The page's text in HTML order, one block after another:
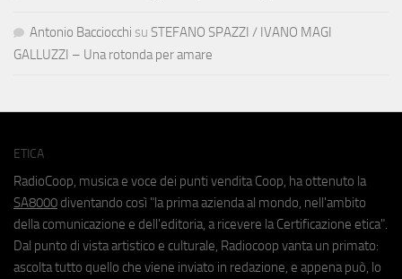
Antonio Bacciocchi su STEFANO SPAZZI / IVANO MAGI
GALLUZZI – Una rotonda per amare
ETICA
RadioCoop, musica e voce dei punti vendita Coop, ha ottenuto la
SA8000 diventando così "la prima azienda al mondo, nell'ambito
della comunicazione e dell'editoria, a ricevere la Certificazione etica".
Dal punto di vista artistico e culturale, Radiocoop vanta un primato:
ascolta tutto quello che viene inviato in redazione, e appena può, lo